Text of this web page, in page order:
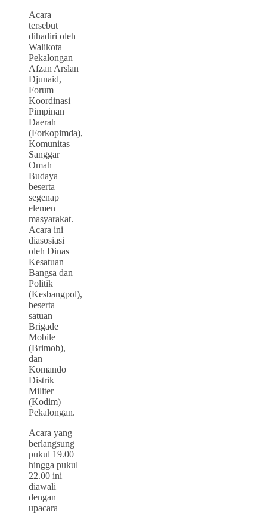
Acara
tersebut
dihadiri oleh
Walikota
Pekalongan
Afzan Arslan
Djunaid,
Forum
Koordinasi
Pimpinan
Daerah
(Forkopimda),
Komunitas
Sanggar
Omah
Budaya
beserta
segenap
elemen
masyarakat.
Acara ini
diasosiasi
oleh Dinas
Kesatuan
Bangsa dan
Politik
(Kesbangpol),
beserta
satuan
Brigade
Mobile
(Brimob),
dan
Komando
Distrik
Militer
(Kodim)
Pekalongan.
Acara yang
berlangsung
pukul 19.00
hingga pukul
22.00 ini
diawali
dengan
upacara